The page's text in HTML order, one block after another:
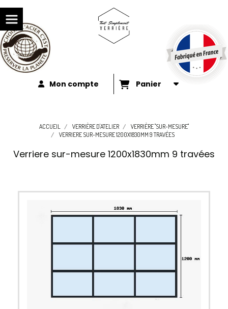
Mon compte Panier
ACCUEIL VERRIÈRE D'ATELIER
VERRIÈRE "SUR-MESURE"
VERRIERE SUR-MESURE 1200X1830MM 9 TRAVÉES
Verriere sur-mesure 1200x1830mm 9 travées